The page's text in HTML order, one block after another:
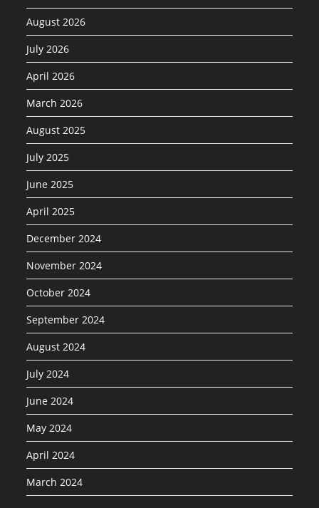
August 2026
July 2026
April 2026
March 2026
August 2025
July 2025
June 2025
April 2025
December 2024
November 2024
October 2024
September 2024
August 2024
July 2024
June 2024
May 2024
April 2024
March 2024